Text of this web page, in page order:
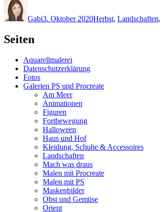
Gabi3. Oktober 2020Herbst, Landschaften,
Seiten
Aquarellmalerei
Datenschutzerklärung
Fotos
Galerien PS und Procreate
Am Meer
Animationen
Figuren
Fortbewegung
Halloween
Haus und Hof
Kleidung, Schuhe & Accessoires
Landschaften
Mach was draus
Malen mit Procreate
Malen mit PS
Maskenbilder
Obst und Gemüse
Orient